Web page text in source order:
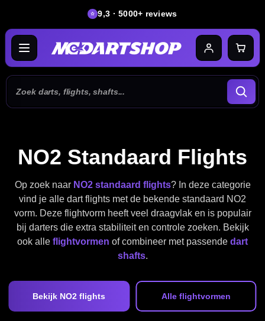
9,3 · 5000+ reviews
NO2 Standaard Flights
Op zoek naar NO2 standaard flights? In deze categorie
vind je alle dart flights met de bekende standaard NO2
vorm. Deze flightvorm heeft veel draagvlak en is populair
bij darters die extra stabiliteit en controle zoeken. Bekijk
ook alle flightvormen of combineer met passende dart
shafts.
Bekijk NO2 flights Alle flightvormen